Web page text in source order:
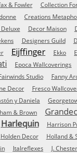
& Fowler Collection
Creations
Decor Maison
Designers Guild
Eijffinger Ekko
Epoca Wallcoverings
Studio Fanny
Decor Fresco
y Daniela
& Brown
Harlequin Harrison
Holden Decor Holland &
Italreflexes J.